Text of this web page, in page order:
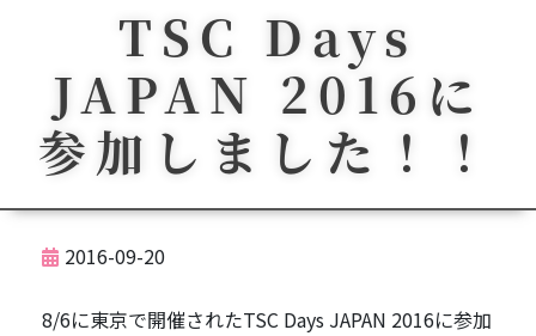
TSC Days
JAPAN 2016に
参加しました！！
2016-09-20
8/6に東京で開催されたTSC Days JAPAN 2016に参加